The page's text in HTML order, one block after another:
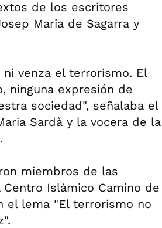
de los escritores
Maria de Sagarra y
venza el terrorismo. El
ninguna expresión de
sociedad", señalaba el
Sardà y la vocera de la
miembros de las
Islámico Camino de
el lema "El terrorismo no